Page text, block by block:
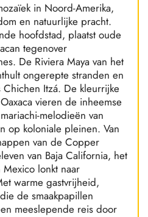
in Noord-Amerika,
en natuurlijke pracht.
hoofdstad, plaatst oude
tegenover
De Riviera Maya van het
ongerepte stranden en
Itzá. De kleurrijke
vieren de inheemse
melodieën van
op koloniale pleinen. Van
van de Copper
van Baja California, het
lonkt naar
warme gastvrijheid,
de smaakpapillen
meeslepende reis door